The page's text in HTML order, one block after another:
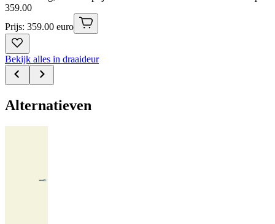
359.00
Prijs: 359.00 euro
Bekijk alles in draaideur
Alternatieven